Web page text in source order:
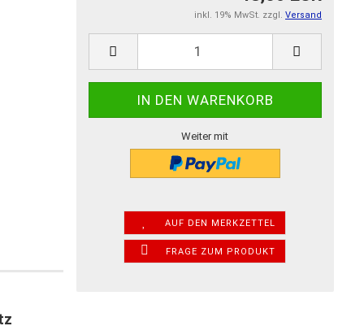
inkl. 19% MwSt. zzgl. Versand
Weiter mit
AUF DEN MERKZETTEL
FRAGE ZUM PRODUKT